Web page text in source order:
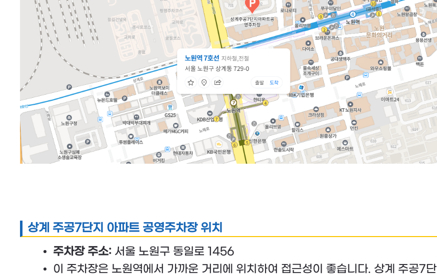
상계 주공7단지 아파트 공영주차장 위치
주차장 주소: 서울 노원구 동일로 1456
이 주차장은 노원역에서 가까운 거리에 위치하여 접근성이 좋습니다. 상계 주공7단